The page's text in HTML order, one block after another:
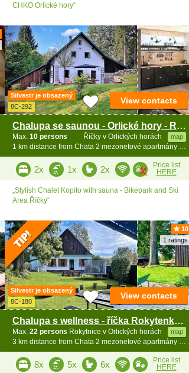
CHKO Orlické hory“
Silvestr je obsazený
8C-292
Chalupa se saunou - Orlické hory - Rokytnice
Říčky v Orlických horách map
Max. 10 persons
1 km distance from Chata 2 mezonetové apartmány - Zakletý
View contacts
2x 1x 2x
Price list
HERE
„Stylish Chalet Kopito with sauna - Bikepark and Ski
Area Říčky“
10
1 ratings
Silvestr je obsazený
8C-180
Chalupa s wellness - říčka Rokytenka - Orlické hory
Rokytnice v Orlických horách map
Max. 22 persons
3 km distance from Chata 2 mezonetové apartmány - Zakletý
View contacts
8x 5x 6x
Price list
HERE